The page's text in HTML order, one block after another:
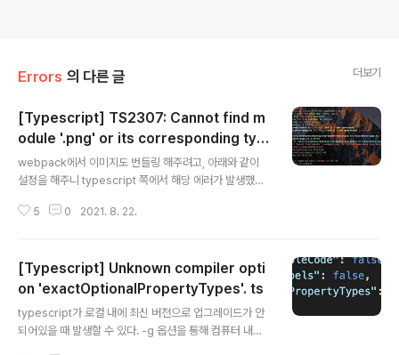
Errors 의 다른 글 더보기
[Typescript] TS2307: Cannot find m
odule '.png' or its corresponding typ
e declarations.
webpack에서 이미지도 번들링 해주려고, 아래와 같이
설정을 해주니 typescript 쪽에서 해당 에러가 발생했다.
e: { loader: 'file-loader', options: { name: '[path]
clarations. 원인은 타입이 정의되어 있지 않아서 이다. T
ypescript에서 .d.ts 파일을 추가해줘서 타입을 추가할
수 있다. (단, index.d.ts 파일은 index.ts 파일이 생성했
다고 Typescrip..
5 0 2021. 8. 22.
[Typescript] Unknown compiler opti
on 'exactOptionalPropertyTypes'. ts
typescript가 로컬 내에 최신 버전으로 업그레이드가 안
되어있을 때 발생할 수 있다. -g 옵션을 통해 컴퓨터 내의 t